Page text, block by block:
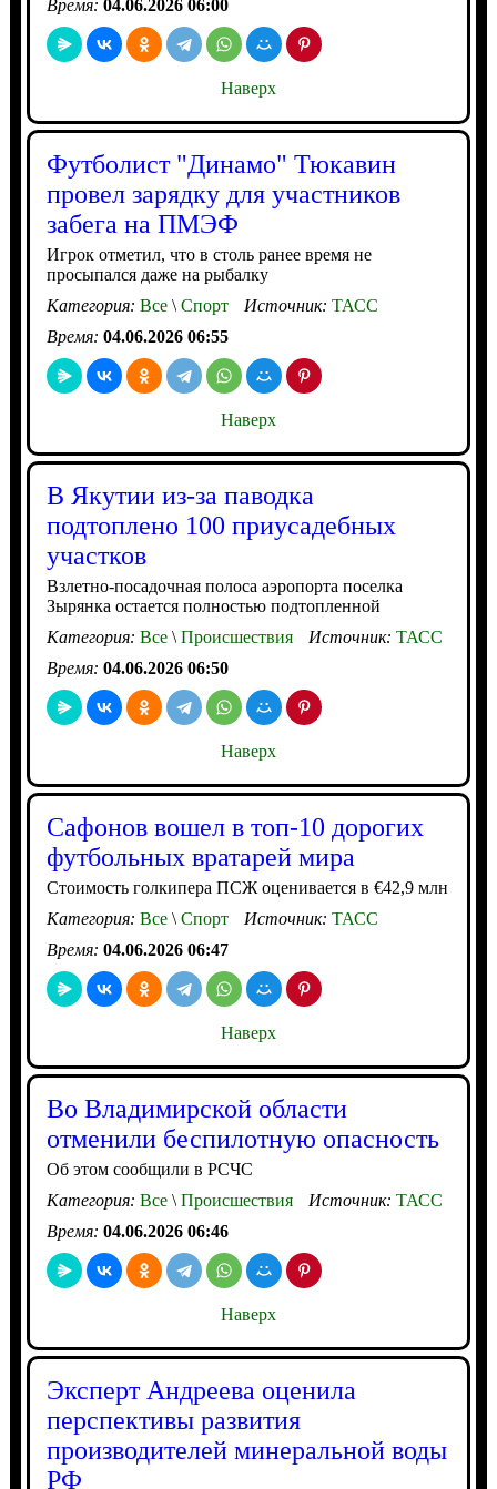
Время: 04.06.2026 06:00
Наверх
Футболист "Динамо" Тюкавин
провел зарядку для участников
забега на ПМЭФ
Игрок отметил, что в столь ранее время не
просыпался даже на рыбалку
Категория: Все\Спорт Источник: ТАСС
Время: 04.06.2026 06:55
Наверх
В Якутии из-за паводка
подтоплено 100 приусадебных
участков
Взлетно-посадочная полоса аэропорта поселка
Зырянка остается полностью подтопленной
Категория: Все\Происшествия Источник: ТАСС
Время: 04.06.2026 06:50
Наверх
Сафонов вошел в топ-10 дорогих
футбольных вратарей мира
Стоимость голкипера ПСЖ оценивается в €42,9 млн
Категория: Все\Спорт Источник: ТАСС
Время: 04.06.2026 06:47
Наверх
Во Владимирской области
отменили беспилотную опасность
Об этом сообщили в РСЧС
Категория: Все\Происшествия Источник: ТАСС
Время: 04.06.2026 06:46
Наверх
Эксперт Андреева оценила
перспективы развития
производителей минеральной воды
РФ